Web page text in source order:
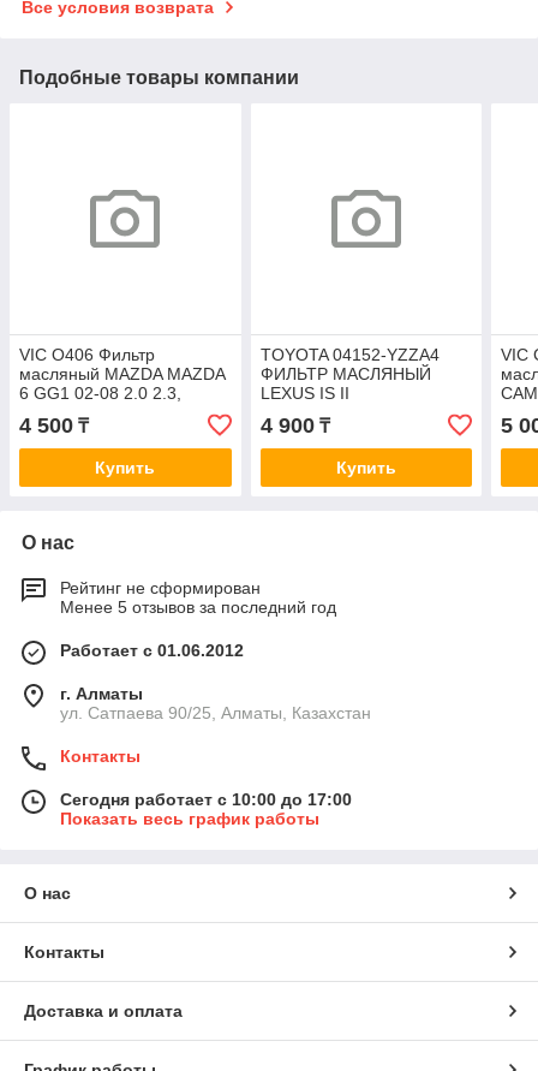
Все условия возврата
Подобные товары компании
VIC O406 Фильтр
масляный MAZDA MAZDA
6 GG1 02-08 2.0 2.3,
MAZDA CX7 ER 06-12 2.3
2.5 OE406J
4 500 ₸
Купить
TOYOTA 04152-YZZA4
ФИЛЬТР МАСЛЯНЫЙ
LEXUS IS II
(GSE_/ASE_/USE_)/LC200
(VDJ_/UZJ_) 2.0-4.5 07->
OE0071
4 900₸
Купить
VIC
5
О нас
Рейтинг не сформирован
Менее 5 отзывов за последний год
Работает с 01.06.2012
г. Алматы
ул. Сатпаева 90/25, Алматы, Казахстан
Контакты
Сегодня работает с 10:00 до 17:00
Показать весь график работы
О нас
Контакты
Доставка и оплата